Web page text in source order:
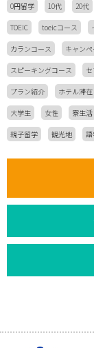
0円留学 10代 20代
TOEIC toeicコース
カランコース キャン
スピーキングコース セ
プラン紹介 ホテル滞在
大学生 女性 寮生活
親子留学 観光地